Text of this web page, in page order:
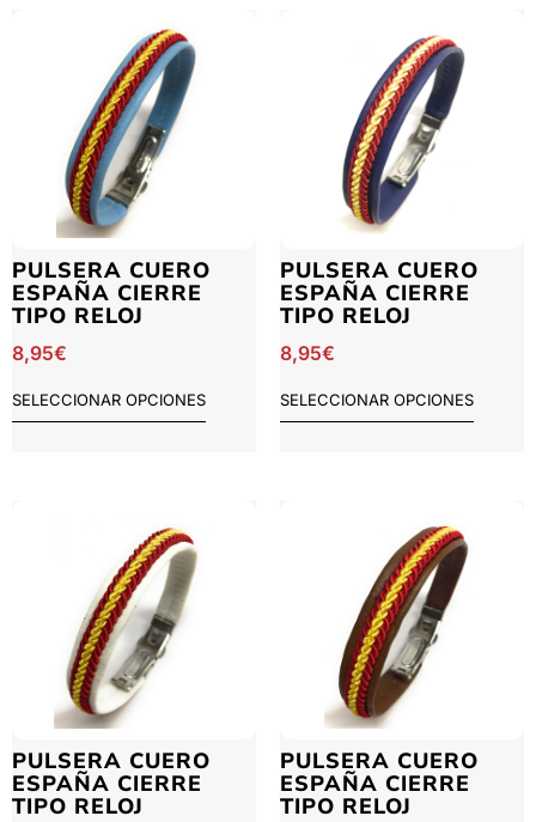
PULSERA CUERO
ESPAÑA CIERRE
TIPO RELOJ
8,95€
SELECCIONAR OPCIONES
PULSERA CUERO
ESPAÑA CIERRE
TIPO RELOJ
8,95€
SELECCIONAR OPCIONES
PULSERA CUERO
ESPAÑA CIERRE
TIPO RELOJ
PULSERA CUERO
ESPAÑA CIERRE
TIPO RELOJ